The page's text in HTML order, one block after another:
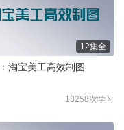
12集全
淘宝美工高效制图
18258次学习